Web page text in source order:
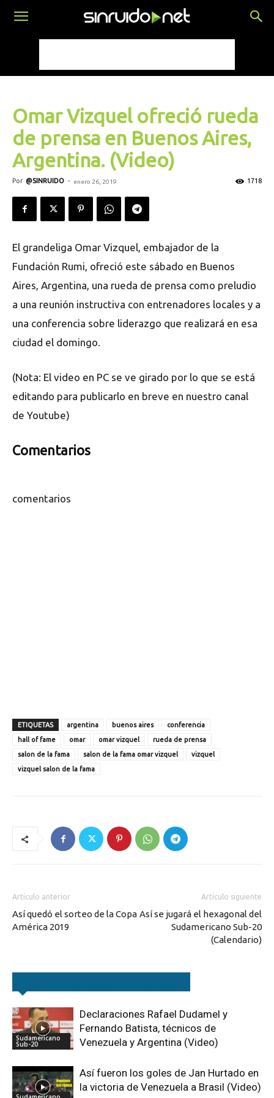
Omar Vizquel ofreció rueda
de prensa en Buenos Aires,
Argentina. (Video)
Por @SINRUIDO - enero 26, 2019 1718
El grandeliga Omar Vizquel, embajador de la
Fundación Rumi, ofreció este sábado en Buenos
Aires, Argentina, una rueda de prensa como preludio
a una reunión instructiva con entrenadores locales y a
una conferencia sobre liderazgo que realizará en esa
ciudad el domingo.
(Nota: El video en PC se ve girado por lo que se está
editando para publicarlo en breve en nuestro canal
de Youtube)
Comentarios
comentarios
ETIQUETAS argentina buenos aires
conferencia
hall of fame
omar omar vizquel
rueda de prensa
salon de la fama
salon de la fama omar vizquel
vizquel
vizquel salon de la fama
Artículo anterior
Así quedó el sorteo de la Copa
América 2019
Artículo siguiente
Así se jugará el hexagonal del
Sudamericano Sub-20
(Calendario)
Sudamericano
Sub-20
Declaraciones Rafael Dudamel y
Fernando Batista, técnicos de
Venezuela y Argentina (Video)
Así fueron los goles de Jan Hurtado en
la victoria de Venezuela a Brasil (Video)